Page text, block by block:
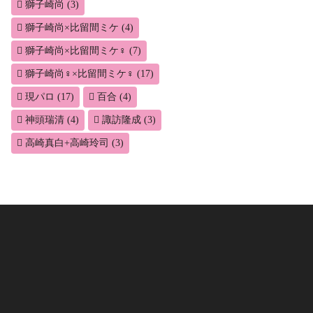
獅子崎尚 (3)
獅子崎尚×比留間ミケ (4)
獅子崎尚×比留間ミケ♀ (7)
獅子崎尚♀×比留間ミケ♀ (17)
現パロ (17) 百合 (4)
神頭瑞清 (4) 諏訪隆成 (3)
高崎真白+高崎玲司 (3)